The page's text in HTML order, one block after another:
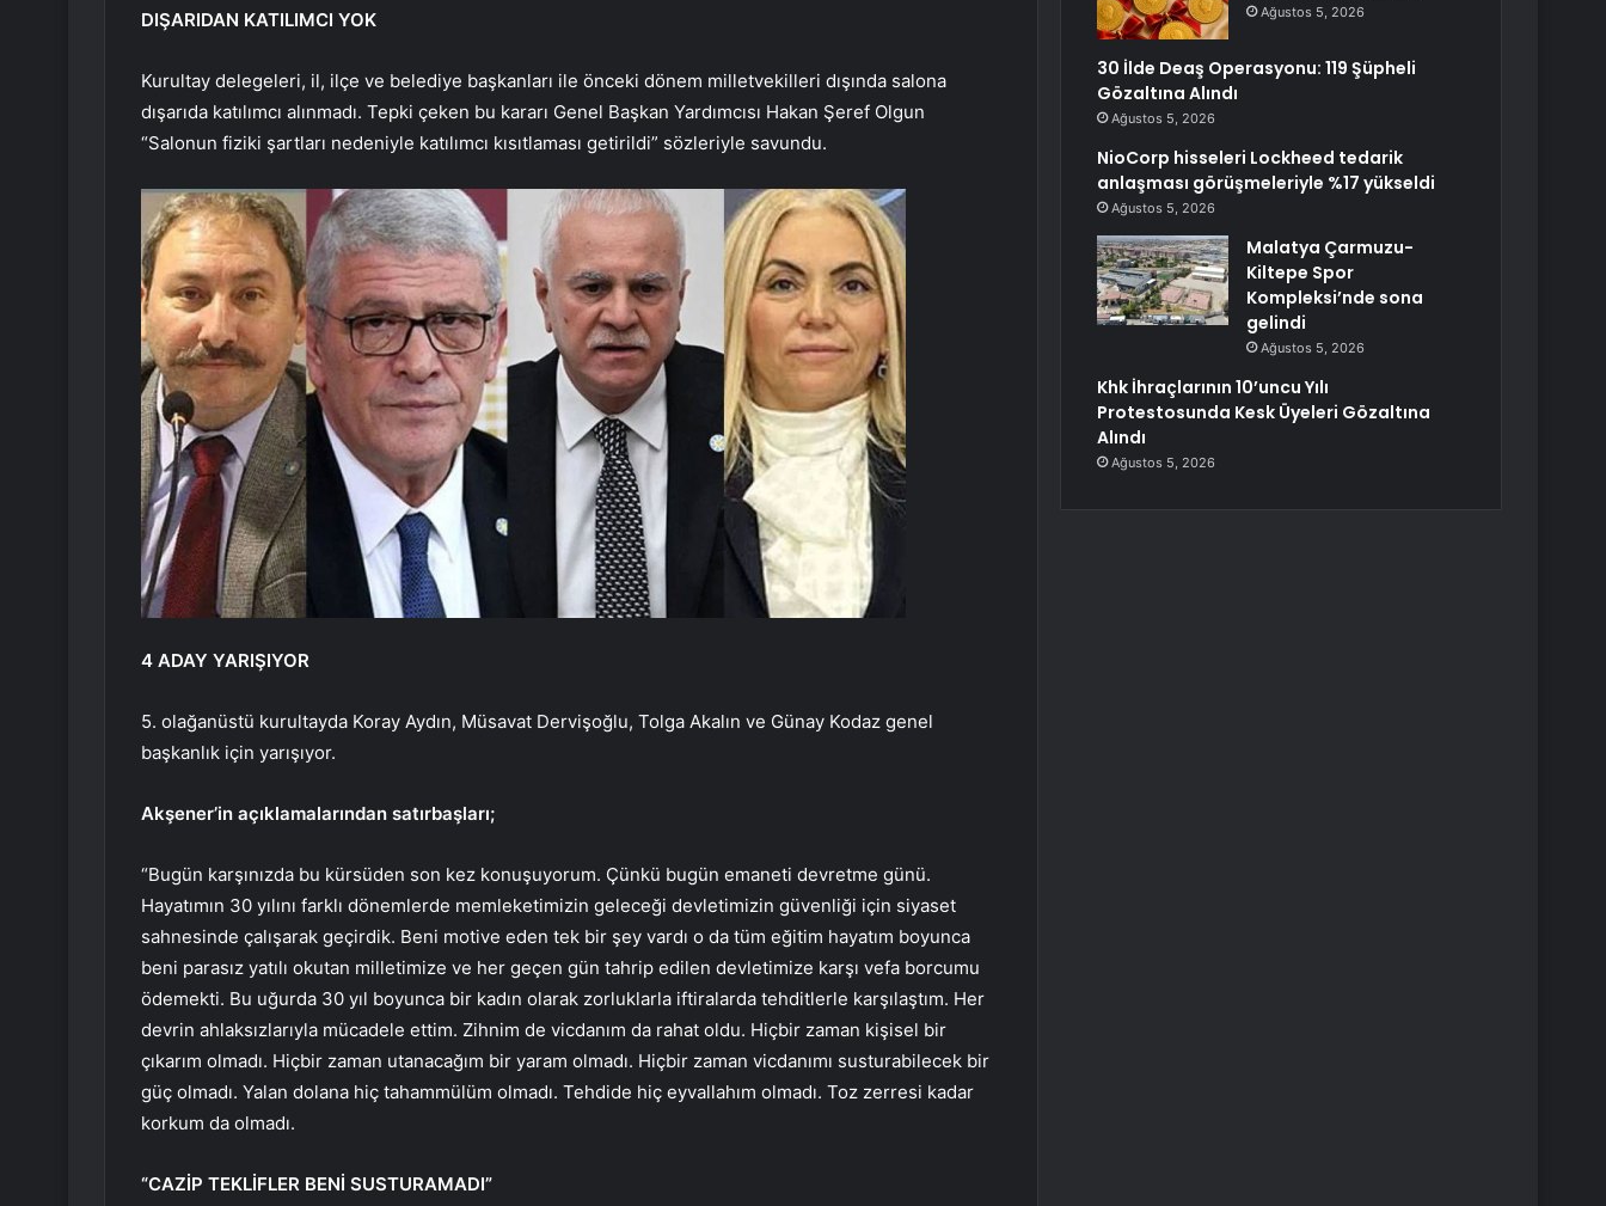
DIŞARIDAN KATILIMCI YOK
Kurultay delegeleri, il, ilçe ve belediye başkanları ile önceki dönem milletvekilleri dışında salona
dışarıda katılımcı alınmadı. Tepki çeken bu kararı Genel Başkan Yardımcısı Hakan Şeref Olgun
“Salonun fiziki şartları nedeniyle katılımcı kısıtlaması getirildi” sözleriyle savundu.
4 ADAY YARIŞIYOR
5. olağanüstü kurultayda Koray Aydın, Müsavat Dervişoğlu, Tolga Akalın ve Günay Kodaz genel
başkanlık için yarışıyor.
Akşener’in açıklamalarından satırbaşları;
“Bugün karşınızda bu kürsüden son kez konuşuyorum. Çünkü bugün emaneti devretme günü.
Hayatımın 30 yılını farklı dönemlerde memleketimizin geleceği devletimizin güvenliği için siyaset
sahnesinde çalışarak geçirdik. Beni motive eden tek bir şey vardı o da tüm eğitim hayatım boyunca
beni parasız yatılı okutan milletimize ve her geçen gün tahrip edilen devletimize karşı vefa borcumu
ödemekti. Bu uğurda 30 yıl boyunca bir kadın olarak zorluklarla iftiralarda tehditlerle karşılaştım. Her
devrin ahlaksızlarıyla mücadele ettim. Zihnim de vicdanım da rahat oldu. Hiçbir zaman kişisel bir
çıkarım olmadı. Hiçbir zaman utanacağım bir yaram olmadı. Hiçbir zaman vicdanımı susturabilecek bir
güç olmadı. Yalan dolana hiç tahammülüm olmadı. Tehdide hiç eyvallahım olmadı. Toz zerresi kadar
korkum da olmadı.
“CAZİP TEKLİFLER BENİ SUSTURAMADI”
Ağustos 5, 2026
30 İlde Deaş Operasyonu: 119 Şüpheli
Gözaltına Alındı
Ağustos 5, 2026
NioCorp hisseleri Lockheed tedarik
anlaşması görüşmeleriyle %17 yükseldi
Ağustos 5, 2026
Malatya Çarmuzu-
Kiltepe Spor
Kompleksi’nde sona
gelindi
Ağustos 5, 2026
Khk İhraçlarının 10’uncu Yılı
Protestosunda Kesk Üyeleri Gözaltına
Alındı
Ağustos 5, 2026